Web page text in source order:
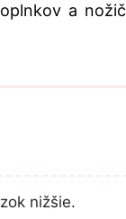
a
nižšie.